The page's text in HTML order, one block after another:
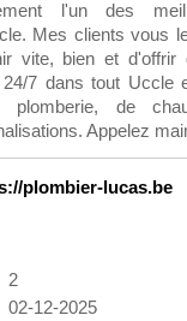
l'un des
Mes clients vous
vite, bien et
24/7 dans tout Uccle
plomberie, de
Appelez
plombier-lucas.be
2
02-12-2025